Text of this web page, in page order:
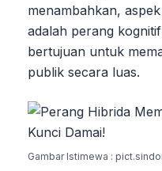
menambahkan,
adalah perang
bertujuan untuk
publik secara luas.
Gambar Istimewa :